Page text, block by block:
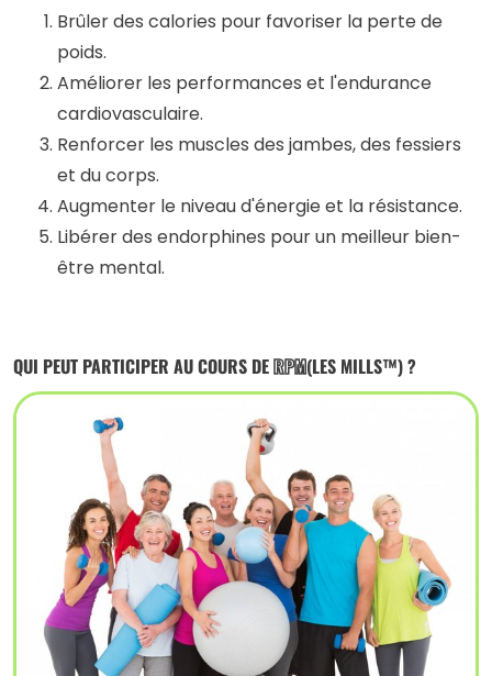
Brûler des calories pour favoriser la perte de
poids.
Améliorer les performances et l'endurance
cardiovasculaire.
Renforcer les muscles des jambes, des fessiers
et du corps.
Augmenter le niveau d'énergie et la résistance.
Libérer des endorphines pour un meilleur bien-
être mental.
QUI PEUT PARTICIPER AU COURS DERPM(LES MILLS™) ?